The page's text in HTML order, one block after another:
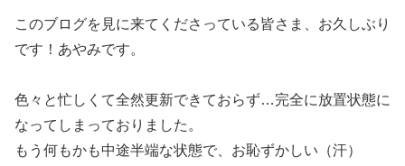
このブログを見に来てくださっている皆さま、お久しぶり
です！あやみです。
色々と忙しくて全然更新できておらず…完全に放置状態に
なってしまっておりました。
もう何もかも中途半端な状態で、お恥ずかしい（汗）